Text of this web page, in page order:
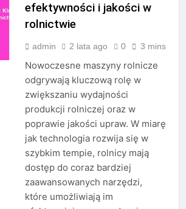
efektywności i jakości w
rolnictwie
admin 2 lata ago 0 3 mins
Nowoczesne maszyny rolnicze
odgrywają kluczową rolę w
zwiększaniu wydajności
produkcji rolniczej oraz w
poprawie jakości upraw. W miarę
jak technologia rozwija się w
szybkim tempie, rolnicy mają
dostęp do coraz bardziej
zaawansowanych narzędzi,
które umożliwiają im